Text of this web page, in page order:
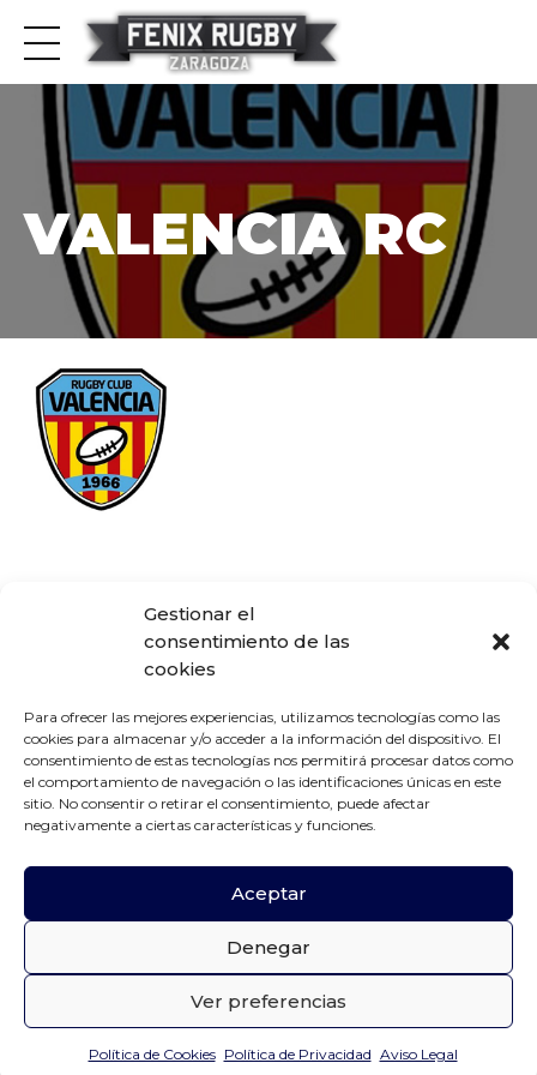
Gestionar el
consentimiento de las
cookies
Para ofrecer las mejores experiencias, utilizamos tecnologías como las
cookies para almacenar y/o acceder a la información del dispositivo. El
consentimiento de estas tecnologías nos permitirá procesar datos como
el comportamiento de navegación o las identificaciones únicas en este
sitio. No consentir o retirar el consentimiento, puede afectar
negativamente a ciertas características y funciones.
Aceptar
Denegar
Ver preferencias
Política de Cookies Política de Privacidad Aviso Legal
VALENCIA RC
ANTERIOR
HERNANI CRE
SIGUIENTE
COMPLUTENSE
CISNEROS